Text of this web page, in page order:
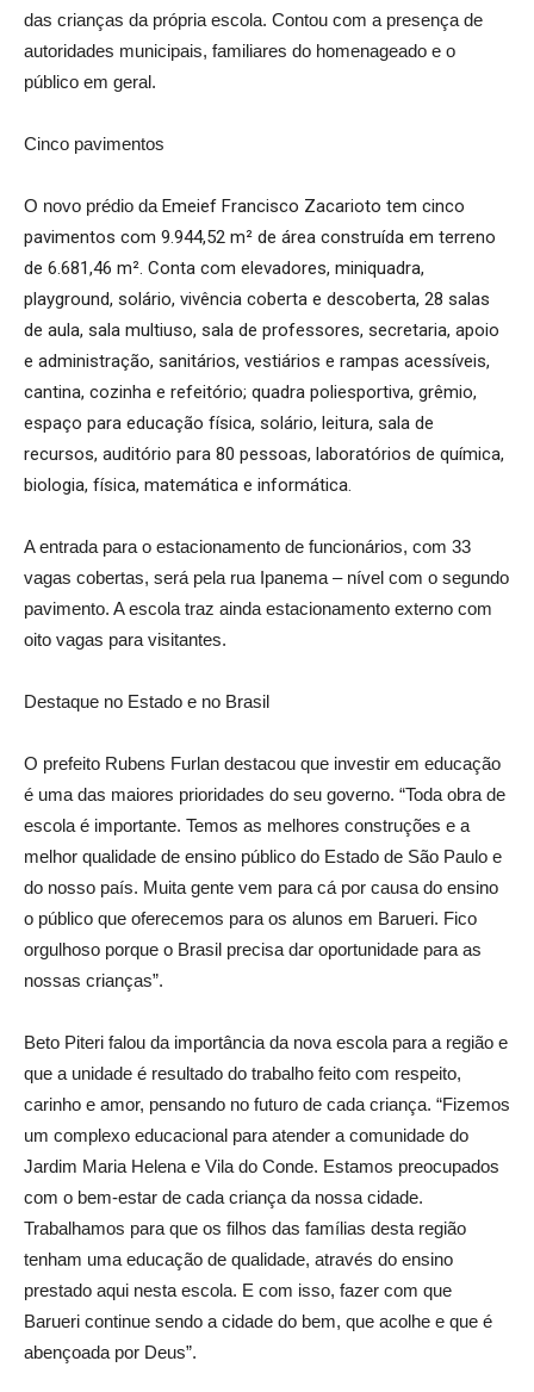
das crianças da própria escola. Contou com a presença de
autoridades municipais, familiares do homenageado e o
público em geral.
Cinco pavimentos
O novo prédio da Emeief Francisco Zacarioto tem cinco
pavimentos com 9.944,52 m² de área construída em terreno
de 6.681,46 m². Conta com elevadores, miniquadra,
playground, solário, vivência coberta e descoberta, 28 salas
de aula, sala multiuso, sala de professores, secretaria, apoio
e administração, sanitários, vestiários e rampas acessíveis,
cantina, cozinha e refeitório; quadra poliesportiva, grêmio,
espaço para educação física, solário, leitura, sala de
recursos, auditório para 80 pessoas, laboratórios de química,
biologia, física, matemática e informática.
A entrada para o estacionamento de funcionários, com 33
vagas cobertas, será pela rua Ipanema – nível com o segundo
pavimento. A escola traz ainda estacionamento externo com
oito vagas para visitantes.
Destaque no Estado e no Brasil
O prefeito Rubens Furlan destacou que investir em educação
é uma das maiores prioridades do seu governo. “Toda obra de
escola é importante. Temos as melhores construções e a
melhor qualidade de ensino público do Estado de São Paulo e
do nosso país. Muita gente vem para cá por causa do ensino
o público que oferecemos para os alunos em Barueri. Fico
orgulhoso porque o Brasil precisa dar oportunidade para as
nossas crianças”.
Beto Piteri falou da importância da nova escola para a região e
que a unidade é resultado do trabalho feito com respeito,
carinho e amor, pensando no futuro de cada criança. “Fizemos
um complexo educacional para atender a comunidade do
Jardim Maria Helena e Vila do Conde. Estamos preocupados
com o bem-estar de cada criança da nossa cidade.
Trabalhamos para que os filhos das famílias desta região
tenham uma educação de qualidade, através do ensino
prestado aqui nesta escola. E com isso, fazer com que
Barueri continue sendo a cidade do bem, que acolhe e que é
abençoada por Deus”.